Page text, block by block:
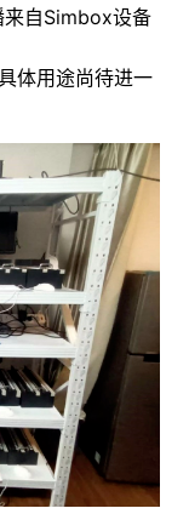
来自Simbox设备
体用途尚待进一